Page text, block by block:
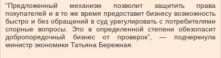
“Предложенный механизм позволит защитить права
покупателей и в то же время предоставит бизнесу возможность
быстро и без обращений в суд урегулировать с потребителями
спорные вопросы. Это в определенной степени обезопасит
добропорядочный бизнес от проверок”, — подчеркнула
министр экономики Татьяна Бережная.